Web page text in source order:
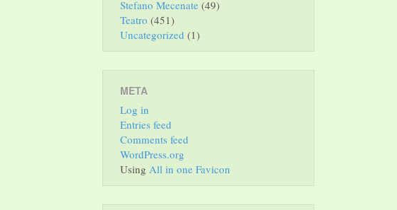
Stefano Mecenate (49)
Teatro (451)
Uncategorized (1)
META
Log in
Entries feed
Comments feed
WordPress.org
Using All in one Favicon